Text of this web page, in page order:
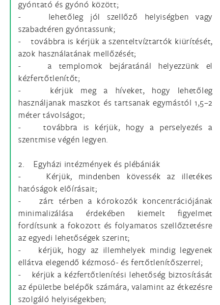
gyóntató és gyónó között;
- lehetőleg jól szellőző helyiségben vagy
szabadtéren gyóntassunk;
- továbbra is kérjük a szenteltvíztartók kiürítését,
azok használatának mellőzését;
- a templomok bejáratánál helyezzünk el
kézfertőtlenítőt;
- kérjük meg a híveket, hogy lehetőleg
használjanak maszkot és tartsanak egymástól 1,5–2
méter távolságot;
- továbbra is kérjük, hogy a perselyezés a
szentmise végén legyen.
2. Egyházi intézmények és plébániák
- Kérjük, mindenben kövessék az illetékes
hatóságok előírásait;
- zárt térben a kórokozók koncentrációjának
minimalizálása érdekében kiemelt figyelmet
fordítsunk a fokozott és folyamatos szellőztetésre
az egyedi lehetőségek szerint;
- kérjük, hogy az illemhelyek mindig legyenek
ellátva elegendő kézmosó- és fertőtlenítőszerrel;
- kérjük a kézfertőtlenítési lehetőség biztosítását
az épületbe belépők számára, valamint az étkezésre
szolgáló helyiségekben;